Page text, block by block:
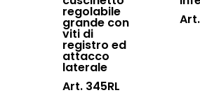
regolabile
grande con
viti di
registro ed
attacco
laterale
Art. 345RL